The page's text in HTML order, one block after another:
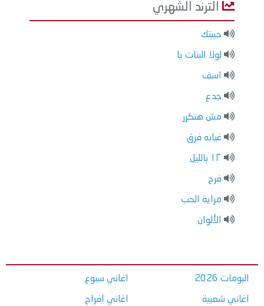
الترند الشهري
حبيتك
لولا البنات يا
اسف
جدع
مش هتكرر
غيابه فرق
١٢ بالليل
فرح
مراية الحب
الألوان
البومات 2026
اغاني شعبية
اغاني سبوع
اغاني افراح